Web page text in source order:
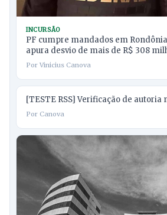
INCURSÃO
PF cumpre mandados em
apura desvio de mais de R$ 308
Por Vinicius Canova
[TESTE RSS] Verificação de autoria
Por Canova